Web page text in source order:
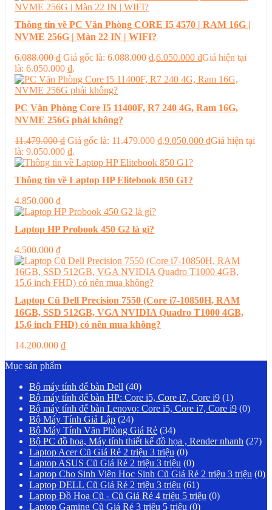
Thông tin về PC Văn Phòng CORE I5 4570 | RAM 16G |
NVME 256G | Màn 22 IN | WIFI?
6.088.000₫ Giá gốc là: 6.088.000 ₫.6.050.000 ₫Giá hiện tại
là: 6.050.000 ₫.
PC Văn Phòng Core I5 11400F, R7 240 4G, Ram 16G,
NVME 256G phải không?
11.479.000₫ Giá gốc là: 11.479.000 ₫.9.050.000 ₫Giá hiện tại
là: 9.050.000 ₫.
Thông tin về Laptop HP Elitebook 850 G1?
4.850.000 ₫
Laptop HP Probook 450 G2 là gì?
4.500.000 ₫
Laptop Cũ Dell Precision 7550 (Core i7-10850H, RAM
16GB, SSD 512GB, VGA NVIDIA Quadro T1000 4GB,
15.6 inch FHD) có nên mua không?
14.200.000 ₫
Mục sản phẩm
Bộ máy tính để bàn Dell (40)
Bộ máy tính để bàn HP: Core i5, Core i7, Core i9 (1)
Bộ máy tính để bàn Lenovo: Core i5, Core i7, Core i9 (0)
Bộ Máy Tính Giả Lập (24)
Bộ Máy Tính Văn Phòng Giá Rẻ (34)
Bộ PC đồ họa, Máy tính thiết kế đồ họa , Render nhanh (27)
Laptop Acer Cũ Giá Rẻ 2 triệu 3 triệu (0)
Laptop ASUS Cũ Giá Rẻ 2 triệu 3 triệu (0)
Laptop Cho Sinh Viên Học Sinh Cũ Giá Rẻ 2 triệu 3 triệu (0)
Laptop DELL Cũ Giá Rẻ 2 triệu 3 triệu (61)
Laptop Đồ Hoạ Cũ - Cũ Giá Rẻ 4 triệu 5 triệu (0)
Laptop Gaming Cũ Giá Rẻ 3 triệu 5 triệu (0)